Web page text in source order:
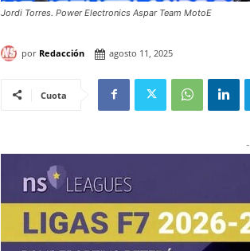
Jordi Torres. Power Electronics Aspar Team MotoE
por Redacción agosto 11, 2025
Cuota